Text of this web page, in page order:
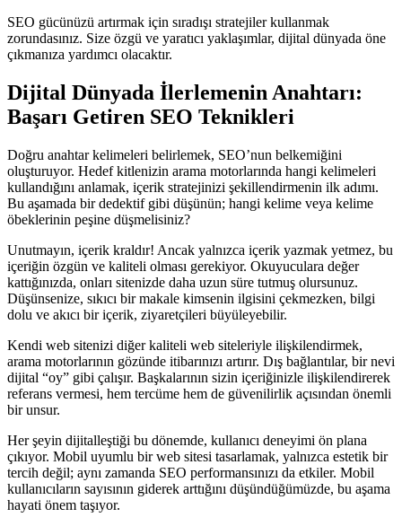
SEO gücünüzü artırmak için sıradışı stratejiler kullanmak
zorundasınız. Size özgü ve yaratıcı yaklaşımlar, dijital dünyada öne
çıkmanıza yardımcı olacaktır.
Dijital Dünyada İlerlemenin Anahtarı:
Başarı Getiren SEO Teknikleri
Doğru anahtar kelimeleri belirlemek, SEO’nun belkemiğini
oluşturuyor. Hedef kitlenizin arama motorlarında hangi kelimeleri
kullandığını anlamak, içerik stratejinizi şekillendirmenin ilk adımı.
Bu aşamada bir dedektif gibi düşünün; hangi kelime veya kelime
öbeklerinin peşine düşmelisiniz?
Unutmayın, içerik kraldır! Ancak yalnızca içerik yazmak yetmez, bu
içeriğin özgün ve kaliteli olması gerekiyor. Okuyuculara değer
kattığınızda, onları sitenizde daha uzun süre tutmuş olursunuz.
Düşünsenize, sıkıcı bir makale kimsenin ilgisini çekmezken, bilgi
dolu ve akıcı bir içerik, ziyaretçileri büyüleyebilir.
Kendi web sitenizi diğer kaliteli web siteleriyle ilişkilendirmek,
arama motorlarının gözünde itibarınızı artırır. Dış bağlantılar, bir nevi
dijital “oy” gibi çalışır. Başkalarının sizin içeriğinizle ilişkilendirerek
referans vermesi, hem tercüme hem de güvenilirlik açısından önemli
bir unsur.
Her şeyin dijitalleştiği bu dönemde, kullanıcı deneyimi ön plana
çıkıyor. Mobil uyumlu bir web sitesi tasarlamak, yalnızca estetik bir
tercih değil; aynı zamanda SEO performansınızı da etkiler. Mobil
kullanıcıların sayısının giderek arttığını düşündüğümüzde, bu aşama
hayati önem taşıyor.